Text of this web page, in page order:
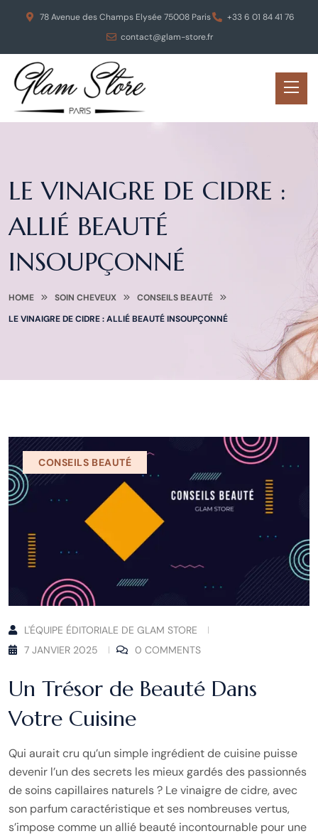
78 Avenue des Champs Elysée 75008 Paris
+33 6 01 84 41 76
contact@glam-store.fr
LE VINAIGRE DE CIDRE :
ALLIÉ BEAUTÉ
INSOUPÇONNÉ
HOME SOIN CHEVEUX
CONSEILS BEAUTÉ
LE VINAIGRE DE CIDRE : ALLIÉ BEAUTÉ INSOUPÇONNÉ
CONSEILS BEAUTÉ
L'ÉQUIPE ÉDITORIALE DE GLAM STORE
7 JANVIER 2025
0 COMMENTS
Un Trésor de Beauté Dans
Votre Cuisine
Qui aurait cru qu’un simple ingrédient de cuisine puisse
devenir l’un des secrets les mieux gardés des passionnés
de soins capillaires naturels ? Le vinaigre de cidre, avec
son parfum caractéristique et ses nombreuses vertus,
s’impose comme un allié beauté incontournable pour une